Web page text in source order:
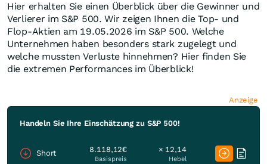
Hier erhalten Sie einen Überblick über die Gewinner und
Verlierer im S&P 500. Wir zeigen Ihnen die Top- und
Flop-Aktien am 19.05.2026 im S&P 500. Welche
Unternehmen haben besonders stark zugelegt und
welche mussten Verluste hinnehmen? Hier finden Sie
die extremen Performances im Überblick!
Anzeige
Handeln Sie Ihre Einschätzung zu S&P 500!
Short 8.118,12€
Basispreis
× 12,14
Hebel